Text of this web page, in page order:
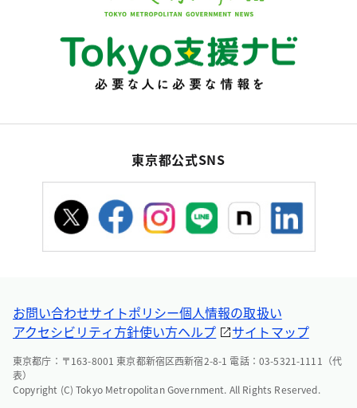
東京都公式SNS
お問い合わせサイトポリシー個人情報の取扱い
アクセシビリティ方針使い方ヘルプ サイトマップ
東京都庁：〒163-8001 東京都新宿区西新宿2-8-1 電話：03-5321-1111（代
表）
Copyright (C) Tokyo Metropolitan Government. All Rights Reserved.